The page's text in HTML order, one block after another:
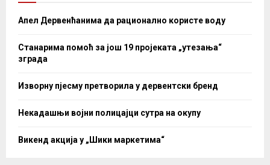
Апел Дервенћанима да рационално користе воду
Станарима помоћ за још 19 пројеката „утезања“
зграда
Изворну пјесму претворила у дервентски бренд
Некадашњи војни полицајци сутра на окупу
Викенд акција у „Шики маркетима“